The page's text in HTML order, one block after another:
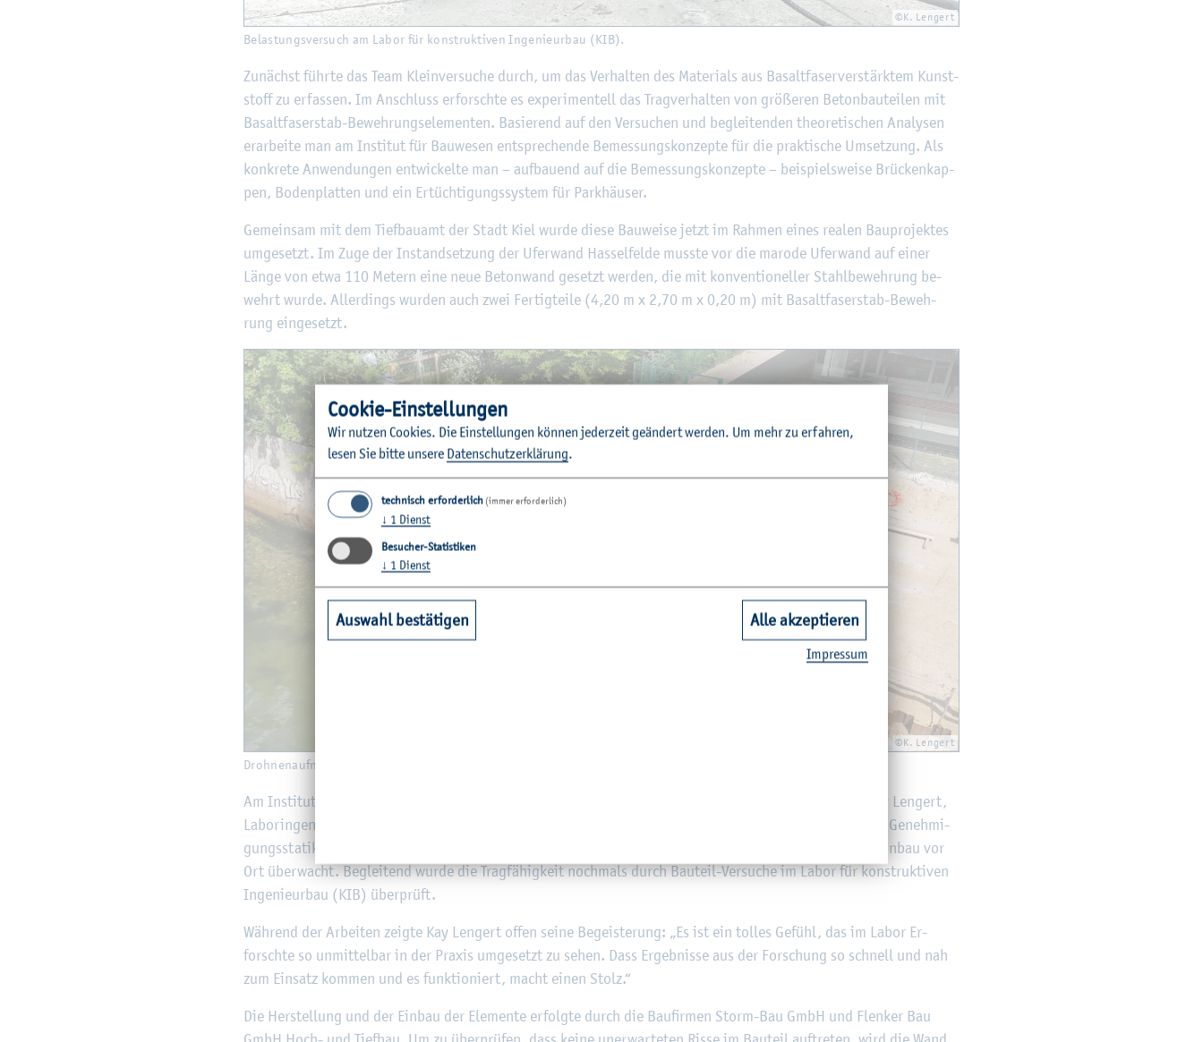
©K. Len­gert
Be­las­tungs­ver­such am Labor für kon­struk­ti­ven In­ge­nieur­bau (KIB).
Zu­nächst führ­te das Team Klein­ver­su­che durch, um das Ver­hal­ten des Ma­te­ri­als aus Ba­salt­fa­ser­ver­stärk­tem Kunst­
stoff zu er­fas­sen. Im An­schluss er­forsch­te es ex­pe­ri­men­tell das Trag­ver­hal­ten von grö­ße­ren Be­ton­bau­tei­len mit
Ba­salt­fa­ser­stab-Be­weh­rungs­ele­men­ten. Ba­sie­rend auf den Ver­su­chen und be­glei­ten­den theo­re­ti­schen Ana­ly­sen
er­ar­bei­te man am In­sti­tut für Bau­we­sen ent­spre­chen­de Be­mes­sungs­kon­zep­te für die prak­ti­sche Um­set­zung. Als
kon­kre­te An­wen­dun­gen ent­wi­ckel­te man – auf­bau­end auf die Be­mes­sungs­kon­zep­te – bei­spiels­wei­se Brü­cken­kap­
pen, Bo­den­plat­ten und ein Er­tüch­ti­gungs­sys­tem für Park­häu­ser.
Ge­mein­sam mit dem Tief­bau­amt der Stadt Kiel wurde diese Bau­wei­se jetzt im Rah­men eines rea­len Bau­pro­jek­tes
um­ge­setzt. Im Zuge der In­stand­set­zung der Ufer­wand Has­sel­fel­de muss­te vor die ma­ro­de Ufer­wand auf einer
Länge von etwa 110 Me­tern eine neue Be­ton­wand ge­setzt wer­den, die mit kon­ven­tio­nel­ler Stahl­be­weh­rung be­
wehrt wurde. Al­ler­dings wur­den auch zwei Fer­tig­tei­le (4,20 m x 2,70 m x 0,20 m) mit Ba­salt­fa­ser­stab-Be­weh­
rung ein­ge­setzt.
©K. Len­gert
Droh­nen­auf­nah­men der Ufer­wand im Rah­men des Bau­teil­mo­ni­to­rings.
Am In­sti­tut für Bau­we­sen haben Dr. Ste­phan Görtz, Pro­fes­sor für Kon­struk­ti­ven In­ge­nieur­bau, und Kay Len­gert,
La­bo­r­in­ge­nieur und wis­sen­schaft­li­cher Mit­ar­bei­ter, haben hier­zu die gut­ach­ter­li­che Ein­schät­zung, die Ge­neh­mi­
gungs­sta­tik, sowie die Aus­füh­rungs­pla­nung er­stellt und die Her­stel­lung der Wand­ele­men­te und den Ein­bau vor
Ort über­wacht. Be­glei­tend wurde die Trag­fä­hig­keit noch­mals durch Bau­teil-Ver­su­che im Labor für kon­struk­ti­ven
In­ge­nieur­bau (KIB) über­prüft.
Wäh­rend der Ar­bei­ten zeig­te Kay Len­gert offen seine Be­geis­te­rung: „Es ist ein tol­les Ge­fühl, das im Labor Er­
forsch­te so un­mit­tel­bar in der Pra­xis um­ge­setzt zu sehen. Dass Er­geb­nis­se aus der For­schung so schnell und nah
zum Ein­satz kom­men und es funk­tio­niert, macht einen Stolz.“
Die Her­stel­lung und der Ein­bau der Ele­men­te er­folg­te durch die Bau­fir­men Storm-Bau GmbH und Flen­ker Bau
Coo­kie-Ein­stel­lun­gen
Wir nut­zen Coo­kies. Die Ein­stel­lun­gen kön­nen je­der­zeit ge­än­dert wer­den. Um mehr zu er­fah­ren,
lesen Sie bitte un­se­re Da­ten­schut­z­er­klä­rung.
technisch erforderlich (immer erforderlich)
↓ 1 Dienst
Besucher-Statistiken
↓ 1 Dienst
Auswahl bestätigen Alle akzeptieren
Im­pres­sum